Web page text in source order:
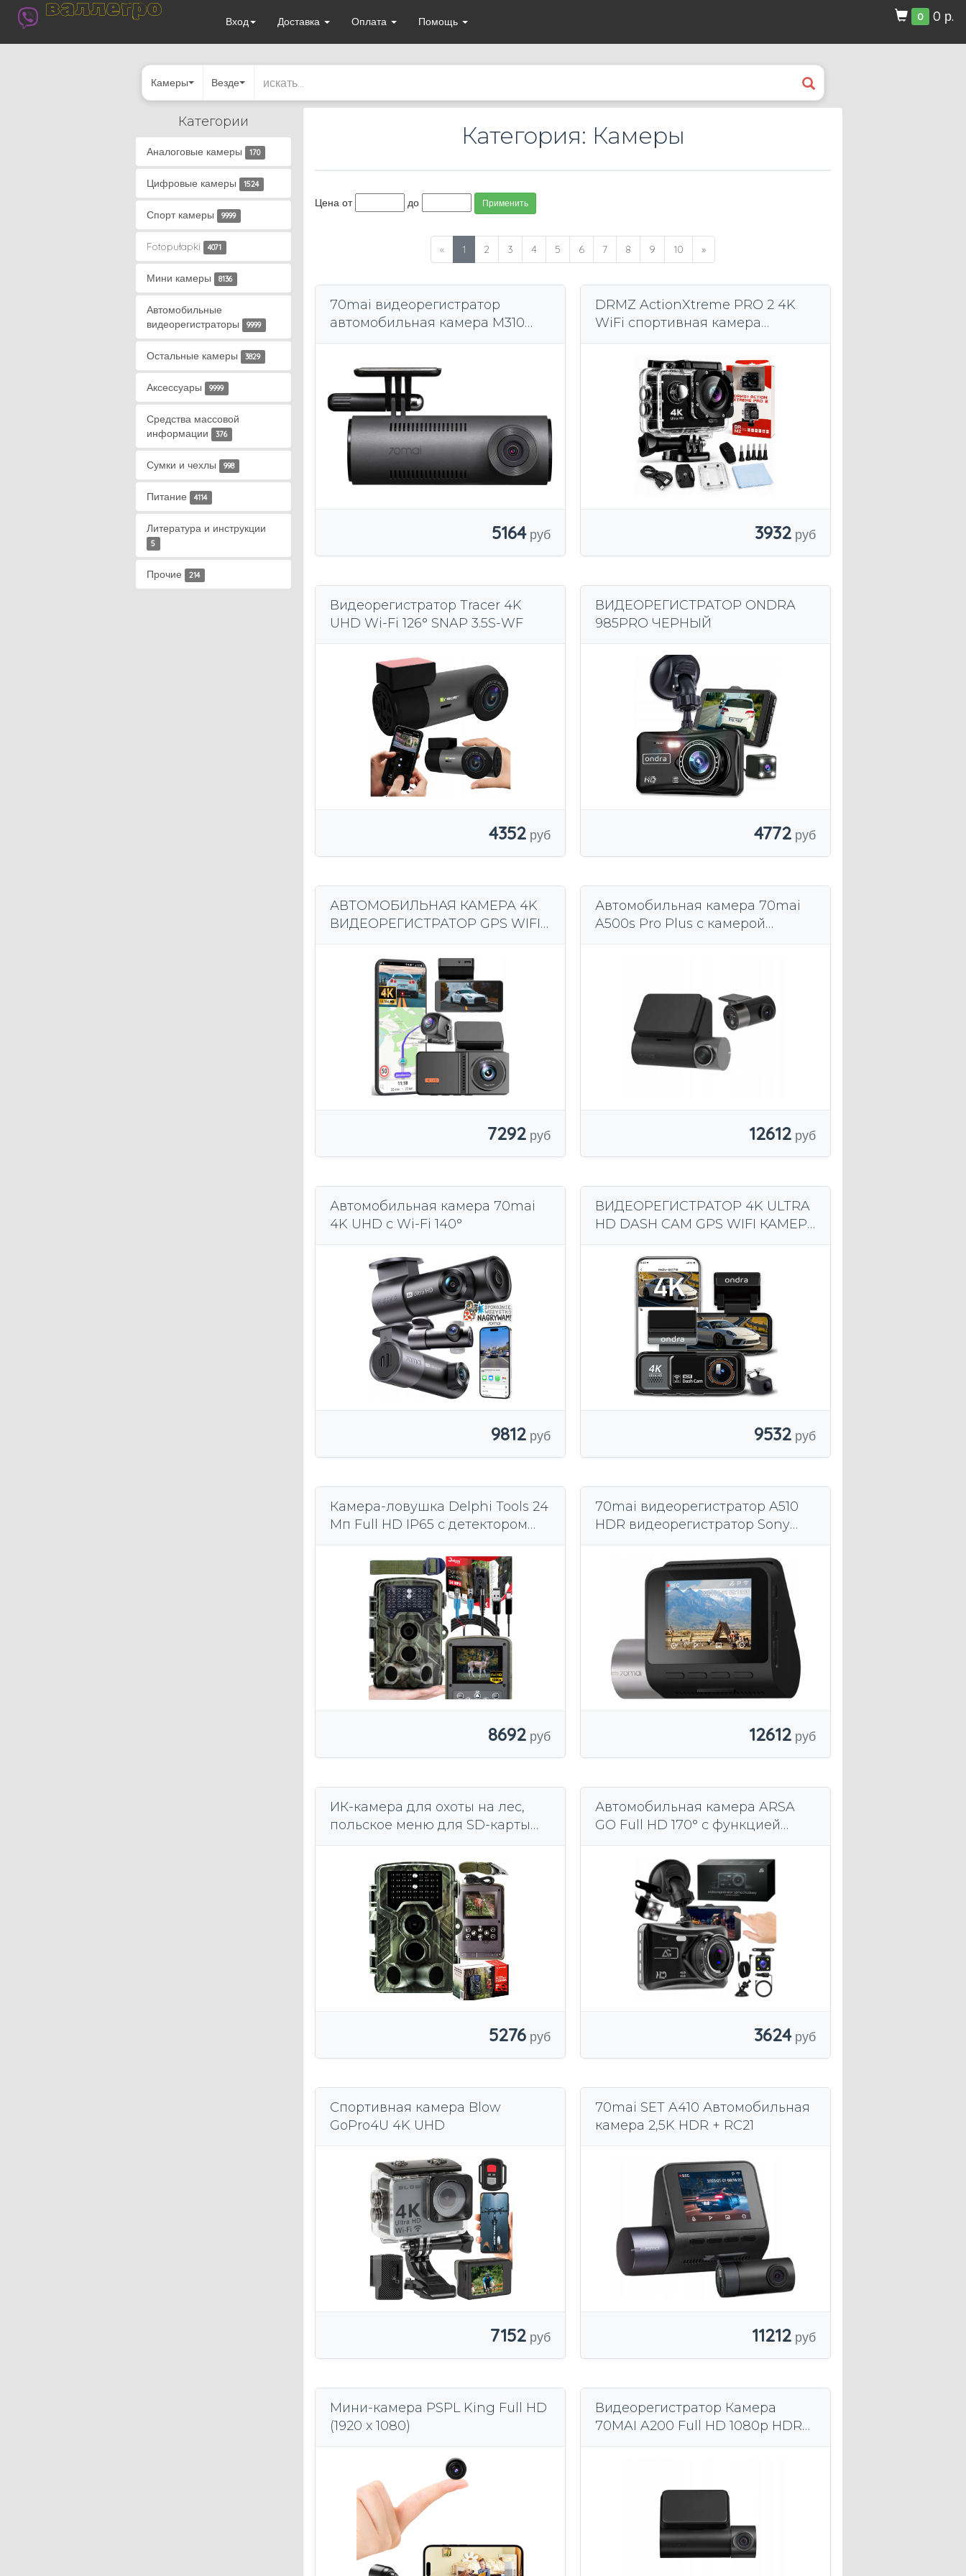
валлегро
Вход Доставка Оплата Помощь 0 0 р.
Камеры Везде
Категории
Аналоговые камеры 170
Цифровые камеры 1524
Спорт камеры 9999
Fotopułapki 4071
Мини камеры 8136
Автомобильные
видеорегистраторы
9999
Остальные камеры 3829
Аксессуары 9999
Средства массовой
информации
376
Сумки и чехлы 998
Питание 4114
Литература и инструкции
5
Прочие 214
Категория: Камеры
Цена от до Применить
« 1 2 3 4 5 6 7 8 9 10 »
70mai видеорегистратор
автомобильная камера M310
5164
DRMZ ActionXtreme PRO 2 4K
WiFi спортивная камера
3932
Видеорегистратор Tracer 4K
UHD Wi-Fi 126° SNAP 3.5S-WF
4352
ВИДЕОРЕГИСТРАТОР ONDRA
985PRO ЧЕРНЫЙ
4772
АВТОМОБИЛЬНАЯ КАМЕРА 4K
ВИДЕОРЕГИСТРАТОР GPS WIFI
НАЗНАЧЕНИЯ PL
7292
Автомобильная камера 70mai
A500s Pro Plus с камерой
12612
Автомобильная камера 70mai
4K UHD с Wi-Fi 140°
9812
ВИДЕОРЕГИСТРАТОР 4K ULTRA
HD DASH CAM GPS WIFI КАМЕРА
9532
Камера-ловушка Delphi Tools 24
Мп Full HD IP65 с детектором
8692
70mai видеорегистратор A510
HDR видеорегистратор Sony
12612
ИК-камера для охоты на лес,
польское меню для SD-карты
5276
Автомобильная камера ARSA
GO Full HD 170° с функцией
3624
Спортивная камера Blow
GoPro4U 4K UHD
7152
70mai SET A410 Автомобильная
камера 2,5K HDR + RC21
11212
Мини-камера PSPL King Full HD
(1920 x 1080)
Видеорегистратор Камера
70MAI A200 Full HD 1080p HDR